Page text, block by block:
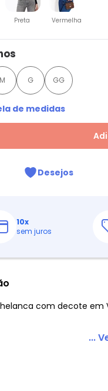
Manga Longa
Preta Vermelha
M G GG
de medidas
Desejos
10x
sem juros
com decote em
...